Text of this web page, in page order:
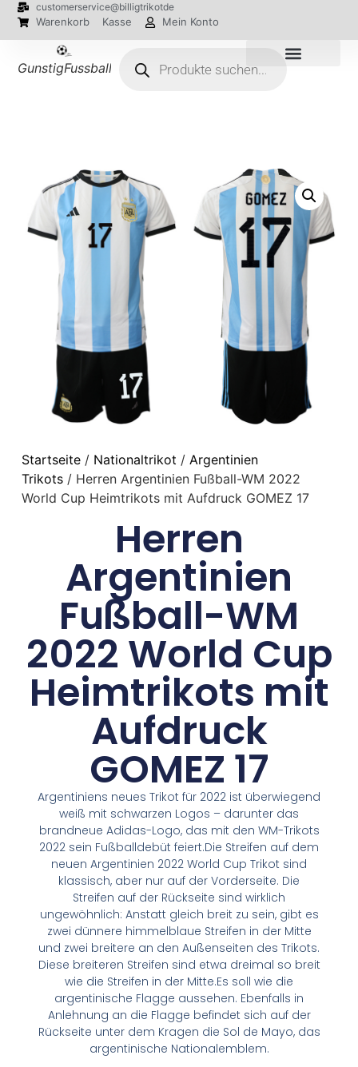
customerservice@billigtrikotde
Warenkorb Kasse Mein Konto
GunstigFussballTrikot
Startseite/ Nationaltrikot / Argentinien
Trikots/ Herren Argentinien Fußball-WM 2022
World Cup Heimtrikots mit Aufdruck GOMEZ 17
Herren
Argentinien
Fußball-WM
2022 World Cup
Heimtrikots mit
Aufdruck
GOMEZ 17
Argentiniens neues Trikot für 2022 ist überwiegend
weiß mit schwarzen Logos – darunter das
brandneue Adidas-Logo, das mit den WM-Trikots
2022 sein Fußballdebüt feiert.Die Streifen auf dem
neuen Argentinien 2022 World Cup Trikot sind
klassisch, aber nur auf der Vorderseite. Die
Streifen auf der Rückseite sind wirklich
ungewöhnlich: Anstatt gleich breit zu sein, gibt es
zwei dünnere himmelblaue Streifen in der Mitte
und zwei breitere an den Außenseiten des Trikots.
Diese breiteren Streifen sind etwa dreimal so breit
wie die Streifen in der Mitte.Es soll wie die
argentinische Flagge aussehen. Ebenfalls in
Anlehnung an die Flagge befindet sich auf der
Rückseite unter dem Kragen die Sol de Mayo, das
argentinische Nationalemblem.